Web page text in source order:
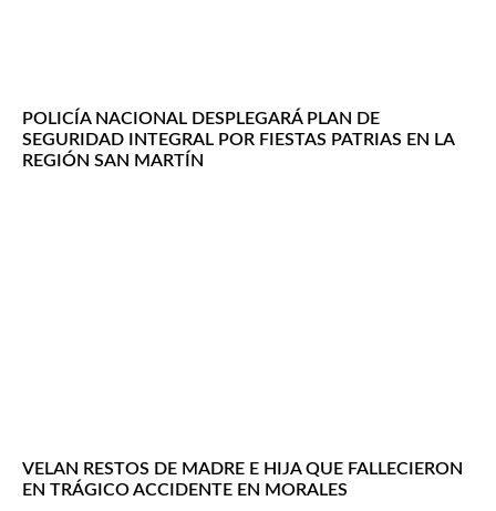
POLICÍA NACIONAL DESPLEGARÁ PLAN DE
SEGURIDAD INTEGRAL POR FIESTAS PATRIAS EN LA
REGIÓN SAN MARTÍN
VELAN RESTOS DE MADRE E HIJA QUE FALLECIERON
EN TRÁGICO ACCIDENTE EN MORALES